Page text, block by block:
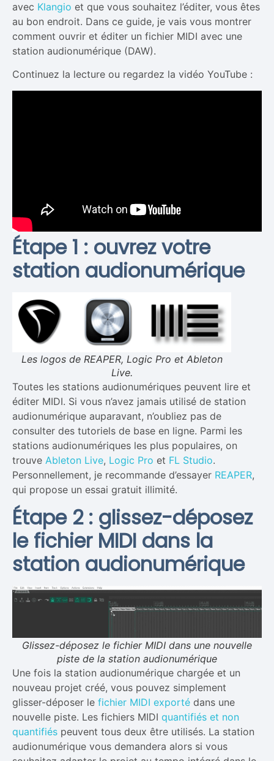
avec Klangio et que vous souhaitez l’éditer, vous êtes
au bon endroit. Dans ce guide, je vais vous montrer
comment ouvrir et éditer un fichier MIDI avec une
station audionumérique (DAW).
Continuez la lecture ou regardez la vidéo YouTube :
Étape 1 : ouvrez votre
station audionumérique
Les logos de REAPER, Logic Pro et Ableton
Live.
Toutes les stations audionumériques peuvent lire et
éditer MIDI. Si vous n’avez jamais utilisé de station
audionumérique auparavant, n’oubliez pas de
consulter des tutoriels de base en ligne. Parmi les
stations audionumériques les plus populaires, on
trouve Ableton Live, Logic Pro et FL Studio.
Personnellement, je recommande d’essayer REAPER,
qui propose un essai gratuit illimité.
Étape 2 : glissez-déposez
le fichier MIDI dans la
station audionumérique
Glissez-déposez le fichier MIDI dans une nouvelle
piste de la station audionumérique
Une fois la station audionumérique chargée et un
nouveau projet créé, vous pouvez simplement
glisser-déposer le fichier MIDI exporté dans une
nouvelle piste. Les fichiers MIDI quantifiés et non
quantifiés peuvent tous deux être utilisés. La station
audionumérique vous demandera alors si vous